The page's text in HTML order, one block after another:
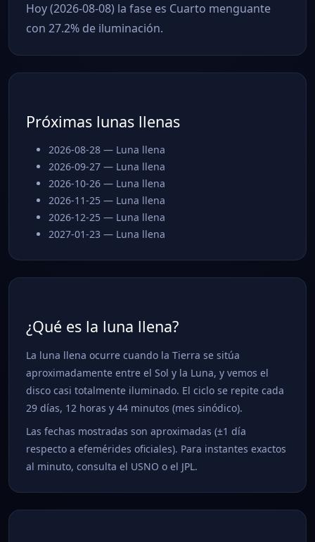
Hoy (2026-08-08) la fase es Cuarto menguante
con 27.2% de iluminación.
Próximas lunas llenas
2026-08-28 — Luna llena
2026-09-27 — Luna llena
2026-10-26 — Luna llena
2026-11-25 — Luna llena
2026-12-25 — Luna llena
2027-01-23 — Luna llena
¿Qué es la luna llena?
La luna llena ocurre cuando la Tierra se sitúa
aproximadamente entre el Sol y la Luna, y vemos el
disco casi totalmente iluminado. El ciclo se repite cada
29 días, 12 horas y 44 minutos (mes sinódico).
Las fechas mostradas son aproximadas (±1 día
respecto a efemérides oficiales). Para instantes exactos
al minuto, consulta el USNO o el JPL.